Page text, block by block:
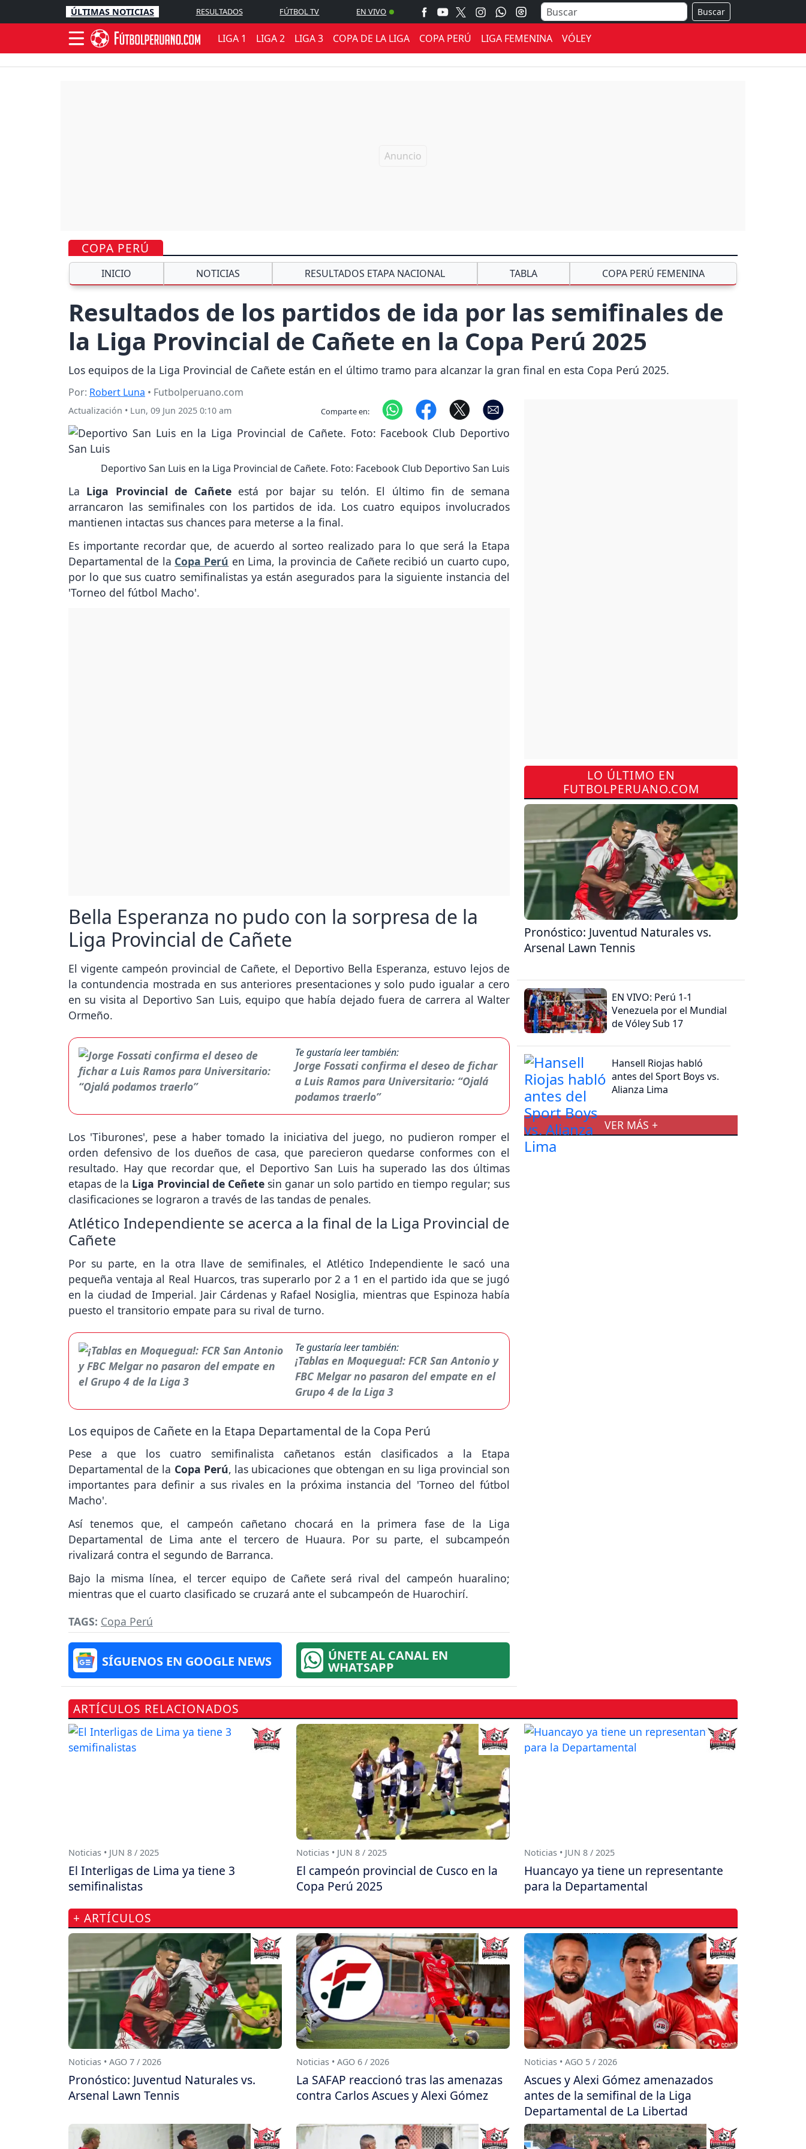
ÚLTIMAS NOTICIAS RESULTADOS FÚTBOL TV EN VIVO Buscar
LIGA 1 LIGA 2 LIGA 3 COPA DE LA LIGA COPA PERÚ LIGA FEMENINA VÓLEY
COPA PERÚ
INICIO NOTICIAS RESULTADOS ETAPA NACIONAL TABLA COPA PERÚ FEMENINA
Resultados de los partidos de ida por las semifinales de
la Liga Provincial de Cañete en la Copa Perú 2025
Los equipos de la Liga Provincial de Cañete están en el último tramo para alcanzar la gran final en esta Copa Perú 2025.
Por: Robert Luna • Futbolperuano.com
Actualización • Lun, 09 Jun 2025 0:10 am Comparte en:
Deportivo San Luis en la Liga Provincial de Cañete. Foto: Facebook Club Deportivo San Luis
La Liga Provincial de Cañeteestá por bajar su telón. El último fin de semana
arrancaron las semifinales con los partidos de ida. Los cuatro equipos involucrados
mantienen intactas sus chances para meterse a la final.
Es importante recordar que, de acuerdo al sorteo realizado para lo que será la Etapa
Departamental de la Copa Perú en Lima, la provincia de Cañete recibió un cuarto cupo,
por lo que sus cuatro semifinalistas ya están asegurados para la siguiente instancia del
'Torneo del fútbol Macho'.
Bella Esperanza no pudo con la sorpresa de la
Liga Provincial de Cañete
El vigente campeón provincial de Cañete, el Deportivo Bella Esperanza, estuvo lejos de
la contundencia mostrada en sus anteriores presentaciones y solo pudo igualar a cero
en su visita al Deportivo San Luis, equipo que había dejado fuera de carrera al Walter
Ormeño.
Te gustaría leer también:
Jorge Fossati confirma el deseo de fichar
a Luis Ramos para Universitario: “Ojalá
podamos traerlo”
Los 'Tiburones', pese a haber tomado la iniciativa del juego, no pudieron romper el
orden defensivo de los dueños de casa, que parecieron quedarse conformes con el
resultado. Hay que recordar que, el Deportivo San Luis ha superado las dos últimas
etapas de la Liga Provincial de Ceñete sin ganar un solo partido en tiempo regular; sus
clasificaciones se lograron a través de las tandas de penales.
Atlético Independiente se acerca a la final de la Liga Provincial de
Cañete
Por su parte, en la otra llave de semifinales, el Atlético Independiente le sacó una
pequeña ventaja al Real Huarcos, tras superarlo por 2 a 1 en el partido ida que se jugó
en la ciudad de Imperial. Jair Cárdenas y Rafael Nosiglia, mientras que Espinoza había
puesto el transitorio empate para su rival de turno.
Te gustaría leer también:
¡Tablas en Moquegua!: FCR San Antonio y
FBC Melgar no pasaron del empate en el
Grupo 4 de la Liga 3
Los equipos de Cañete en la Etapa Departamental de la Copa Perú
Pese a que los cuatro semifinalista cañetanos están clasificados a la Etapa
Departamental de la Copa Perú, las ubicaciones que obtengan en su liga provincial son
importantes para definir a sus rivales en la próxima instancia del 'Torneo del fútbol
Macho'.
Así tenemos que, el campeón cañetano chocará en la primera fase de la Liga
Departamental de Lima ante el tercero de Huaura. Por su parte, el subcampeón
rivalizará contra el segundo de Barranca.
Bajo la misma línea, el tercer equipo de Cañete será rival del campeón huaralino;
mientras que el cuarto clasificado se cruzará ante el subcampeón de Huarochirí.
TAGS: Copa Perú
SÍGUENOS EN GOOGLE NEWS ÚNETE AL CANAL EN
WHATSAPP
LO ÚLTIMO EN
FUTBOLPERUANO.COM
Pronóstico: Juventud Naturales vs.
Arsenal Lawn Tennis
EN VIVO: Perú 1-1
Venezuela por el Mundial
de Vóley Sub 17
Hansell Riojas habló
antes del Sport Boys vs.
Alianza Lima
VER MÁS +
ARTÍCULOS RELACIONADOS
Noticias • JUN 8 / 2025
El Interligas de Lima ya tiene 3
semifinalistas
Noticias • JUN 8 / 2025
El campeón provincial de Cusco en la
Copa Perú 2025
Noticias • JUN 8 / 2025
Huancayo ya tiene un representante
para la Departamental
+ ARTÍCULOS
Noticias • AGO 7 / 2026
Pronóstico: Juventud Naturales vs.
Arsenal Lawn Tennis
Noticias • AGO 6 / 2026
La SAFAP reaccionó tras las amenazas
contra Carlos Ascues y Alexi Gómez
Noticias • AGO 5 / 2026
Ascues y Alexi Gómez amenazados
antes de la semifinal de la Liga
Departamental de La Libertad